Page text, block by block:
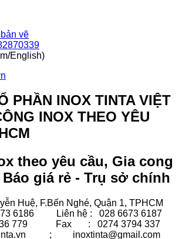
vẽ
English)
PHẦN INOX TINTA VIỆT
INOX THEO YÊU
theo yêu cầu, Gia cong
giá rẻ - Trụ sở chính
Huệ, F.Bến Nghé, Quận 1, TPHCM
6186
Liên hệ : 028 6673 6187
636 779 Fax
: 0274 3794 337
;
inoxtinta@gmail.com